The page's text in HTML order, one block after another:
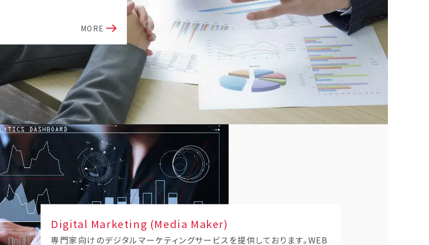
MORE
Digital Marketing (Media Maker)
専門家向けのデジタルマーケティングサービスを提供しております。WEB